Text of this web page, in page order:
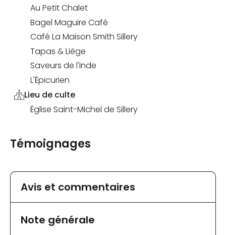
Au Petit Chalet
Bagel Maguire Café
Café La Maison Smith Sillery
Tapas & Liège
Saveurs de l'Inde
L'Épicurien
Lieu de culte
Église Saint-Michel de Sillery
Témoignages
Avis et commentaires
Note générale